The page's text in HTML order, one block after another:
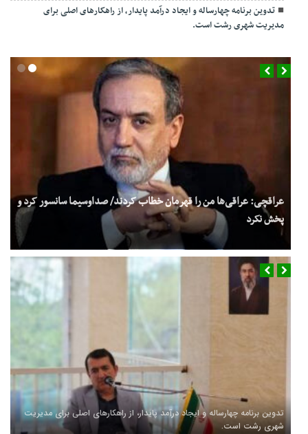
تدوین برنامه چهارساله و ایجاد درآمد پایدار، از راهکارهای اصلی برای
مدیریت شهری رشت است.
عراقچی: عراقی‌ها من را قهرمان خطاب کردند/ صداوسیما سانسور کرد و
پخش نکرد
تدوین برنامه چهارساله و ایجاد درآمد پایدار، از راهکارهای اصلی برای مدیریت
شهری رشت است.